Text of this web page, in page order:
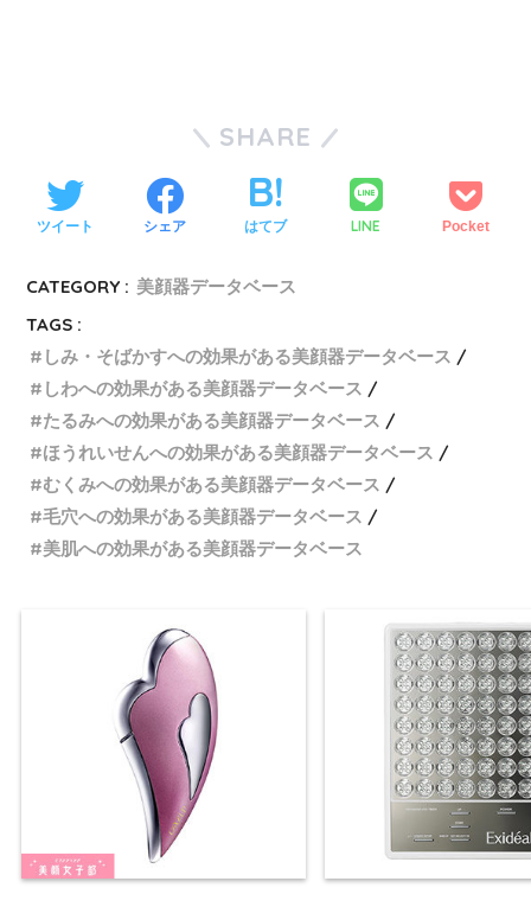
(3 / 5)
効果はとても良い、ただコストパフォーマンスとしてはどうかと
思います。 ジェルマスクの容量が少なすぎ、サンプル品といって
もおかしくないくらいです。動画を参考にしてケアを行っていま
い。これだと継続する気が起こりません。
アマリリスの花びらさん 40歳
(2.5 / 5)
専用のジュエルマスクしか使用できない点が不便。 他の方が書い
ているように、ジュエルマスクの量が少なすぎるので、コスパの
悪さが一番のネックです。３分の1の量で１０秒×７回しか使用で
LYさん 32歳
(2 / 5)
口コミの良い評価で、内側が潤うという事ですが、私には全然わ
かりません。 そしてリフトアップも感じられません。持続的に使
えば効果が表れてくるのでしょうが、即効性という部分ではあま
SHARE
ツイート シェア はてブ LINE Pocket
CATEGORY : 美顔器データベース
TAGS :
しみ・そばかすへの効果がある美顔器データベース
しわへの効果がある美顔器データベース
たるみへの効果がある美顔器データベース
ほうれいせんへの効果がある美顔器データベース
むくみへの効果がある美顔器データベース
毛穴への効果がある美顔器データベース
美肌への効果がある美顔器データベース